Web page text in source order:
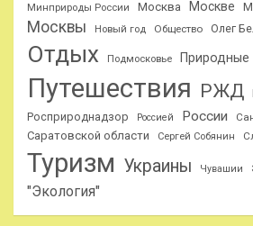
Минприроды России
Москва Москве
Москвы
Новый год Общество Олег
Отдых Подмосковье Природные
Путешествия РЖД
Росприроднадзор
Россией России
Саратовской области Сергей Собянин
Туризм Украины Чувашии
"Экология"